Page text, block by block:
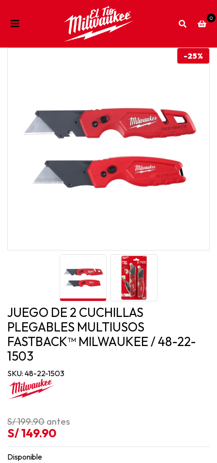
0
-25%
JUEGO DE 2 CUCHILLAS
PLEGABLES MULTIUSOS
FASTBACK™ MILWAUKEE / 48-22-
1503
SKU: 48-22-1503
S/ 199.90 antes
S/ 149.90
Disponible